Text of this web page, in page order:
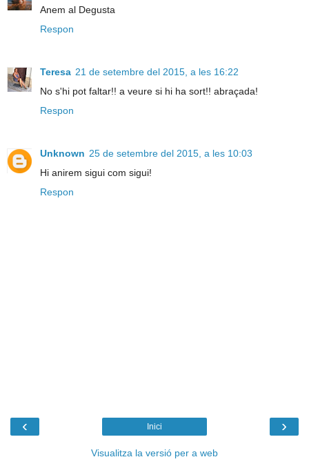
Anem al Degusta
Respon
Teresa 21 de setembre del 2015, a les 16:22
No s'hi pot faltar!! a veure si hi ha sort!! abraçada!
Respon
Unknown 25 de setembre del 2015, a les 10:03
Hi anirem sigui com sigui!
Respon
‹ ›
Inici
Visualitza la versió per a web